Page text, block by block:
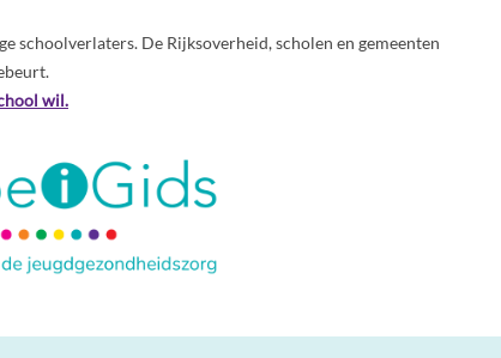
schoolverlaters. De Rijksoverheid, scholen en gemeenten
wil.